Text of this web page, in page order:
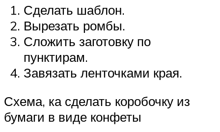
Сделать шаблон.
Вырезать ромбы.
Сложить заготовку по
пунктирам.
Завязать ленточками края.
Схема, ка сделать коробочку из
бумаги в виде конфеты